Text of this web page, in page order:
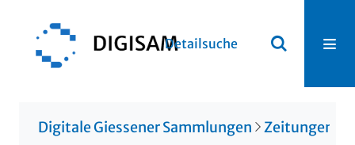
Detailsuche
Digitale Giessener Sammlungen Zeitungen